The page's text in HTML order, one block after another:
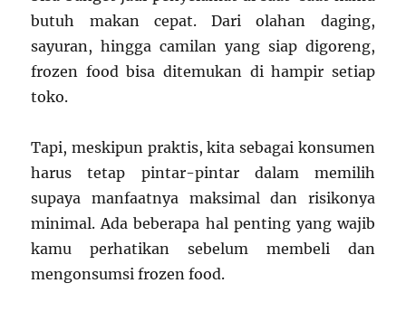
butuh makan cepat. Dari olahan daging,
sayuran, hingga camilan yang siap digoreng,
frozen food bisa ditemukan di hampir setiap
toko.
Tapi, meskipun praktis, kita sebagai konsumen
harus tetap pintar-pintar dalam memilih
supaya manfaatnya maksimal dan risikonya
minimal. Ada beberapa hal penting yang wajib
kamu perhatikan sebelum membeli dan
mengonsumsi frozen food.